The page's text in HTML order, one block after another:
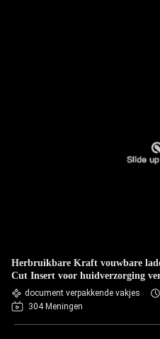
Herbruikbare Kraft vouwbare
Cut Insert voor huidverzorging
document verpakkende vakjes
304 Meningen